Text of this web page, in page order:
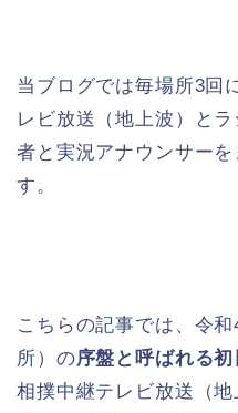
当ブログでは毎場所3回
レビ放送（地上波）と
者と実況アナウンサー
す。
こちらの記事では、令
所）の序盤と呼ばれる
相撲中継テレビ放送（